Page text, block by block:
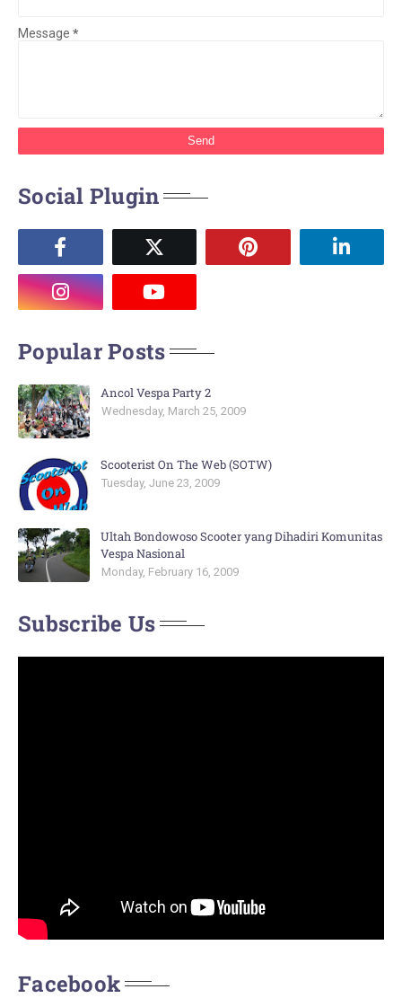
Message *
Social Plugin
Popular Posts
Ancol Vespa Party 2
Wednesday, March 25, 2009
Scooterist On The Web (SOTW)
Tuesday, June 23, 2009
Ultah Bondowoso Scooter yang Dihadiri Komunitas
Vespa Nasional
Monday, February 16, 2009
Subscribe Us
Facebook